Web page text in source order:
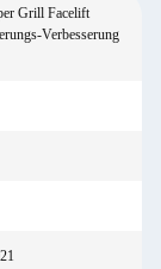
Grill Facelift
Verbesserung